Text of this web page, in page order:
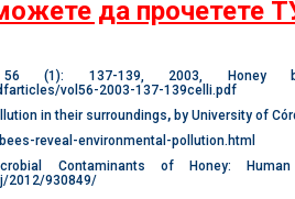
да прочетете
(1): 137-139, 2003, Honey
vol56-2003-137-139celli.pdf
in their surroundings, by University of
reveal-environmental-pollution.html
Contaminants of Honey:
2012/930849/